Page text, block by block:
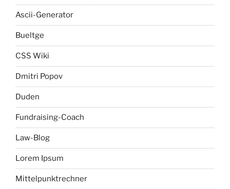
Ascii-Generator
Bueltge
CSS Wiki
Dmitri Popov
Duden
Fundraising-Coach
Law-Blog
Lorem Ipsum
Mittelpunktrechner